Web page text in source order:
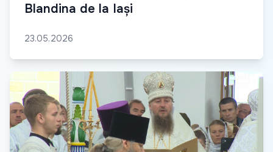
Blandina de la Iași
23.05.2026